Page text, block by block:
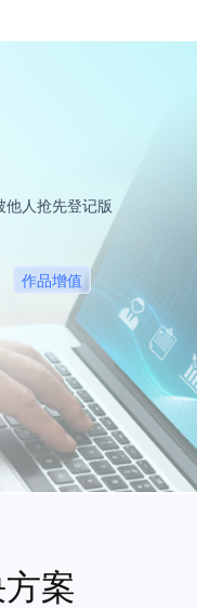
他人抢先登记版
作品增值
案